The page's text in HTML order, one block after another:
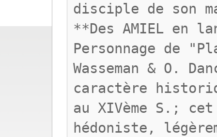
disciple de son
**Des AMIEL en
Personnage de
Wasseman & O.
caractère
au XIVème S.;
hédoniste,